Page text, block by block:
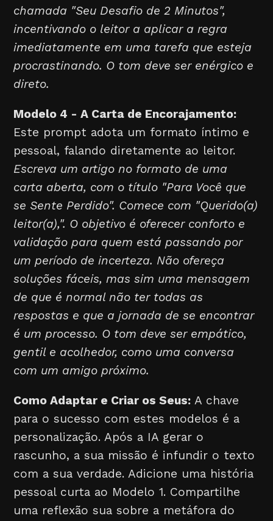
chamada "Seu Desafio de 2 Minutos",
incentivando o leitor a aplicar a regra
imediatamente em uma tarefa que esteja
procrastinando. O tom deve ser enérgico e
direto.
Modelo 4 - A Carta de Encorajamento:
Este prompt adota um formato íntimo e
pessoal, falando diretamente ao leitor.
Escreva um artigo no formato de uma
carta aberta, com o título "Para Você que
se Sente Perdido". Comece com "Querido(a)
leitor(a),". O objetivo é oferecer conforto e
validação para quem está passando por
um período de incerteza. Não ofereça
soluções fáceis, mas sim uma mensagem
de que é normal não ter todas as
respostas e que a jornada de se encontrar
é um processo. O tom deve ser empático,
gentil e acolhedor, como uma conversa
com um amigo próximo.
Como Adaptar e Criar os Seus: A chave
para o sucesso com estes modelos é a
personalização. Após a IA gerar o
rascunho, a sua missão é infundir o texto
com a sua verdade. Adicione uma história
pessoal curta ao Modelo 1. Compartilhe
uma reflexão sua sobre a metáfora do